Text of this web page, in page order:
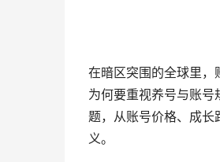
在暗区突围的全球里，
为何要重视养号与账
题，从账号价格、成长
义。